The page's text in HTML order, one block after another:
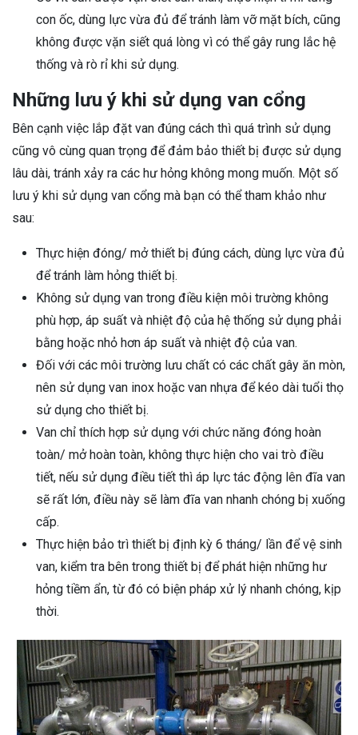
con ốc, dùng lực vừa đủ để tránh làm vỡ mặt bích, cũng
không được vặn siết quá lòng vì có thể gây rung lắc hệ
thống và rò rỉ khi sử dụng.
Những lưu ý khi sử dụng van cổng
Bên cạnh việc lắp đặt van đúng cách thì quá trình sử dụng
cũng vô cùng quan trọng để đảm bảo thiết bị được sử dụng
lâu dài, tránh xảy ra các hư hỏng không mong muốn. Một số
lưu ý khi sử dụng van cổng mà bạn có thể tham khảo như
sau:
Thực hiện đóng/ mở thiết bị đúng cách, dùng lực vừa đủ
để tránh làm hỏng thiết bị.
Không sử dụng van trong điều kiện môi trường không
phù hợp, áp suất và nhiệt độ của hệ thống sử dụng phải
bằng hoặc nhỏ hơn áp suất và nhiệt độ của van.
Đối với các môi trường lưu chất có các chất gây ăn mòn,
nên sử dụng van inox hoặc van nhựa để kéo dài tuổi thọ
sử dụng cho thiết bị.
Van chỉ thích hợp sử dụng với chức năng đóng hoàn
toàn/ mở hoàn toàn, không thực hiện cho vai trò điều
tiết, nếu sử dụng điều tiết thì áp lực tác động lên đĩa van
sẽ rất lớn, điều này sẽ làm đĩa van nhanh chóng bị xuống
cấp.
Thực hiện bảo trì thiết bị định kỳ 6 tháng/ lần để vệ sinh
van, kiểm tra bên trong thiết bị để phát hiện những hư
hỏng tiềm ẩn, từ đó có biện pháp xử lý nhanh chóng, kịp
thời.